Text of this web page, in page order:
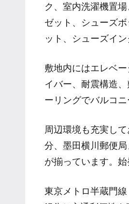
ク、室内洗濯機置
ゼット、シューズ
ット、シューズイ
敷地内にはエレベ
イバー、耐震構造
ーリングでバルコ
周辺環境も充実し
分、墨田横川郵便
が揃っています。
東京メトロ半蔵門